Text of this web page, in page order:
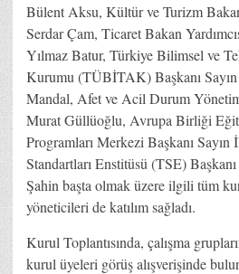
Bülent Aksu, Kültür ve Turizm Bakan
Serdar Çam, Ticaret Bakan
Yılmaz Batur, Türkiye Bilimsel ve
Kurumu (TÜBİTAK) Başkanı
Mandal, Afet ve Acil Durum
Murat Güllüoğlu, Avrupa Birliği
Programları Merkezi Başkanı
Standartları Enstitüsü (TSE)
Şahin başta olmak üzere ilgili tüm
yöneticileri de katılım sağladı.
Kurul Toplantısında, çalışma
kurul üyeleri görüş alışverişinde